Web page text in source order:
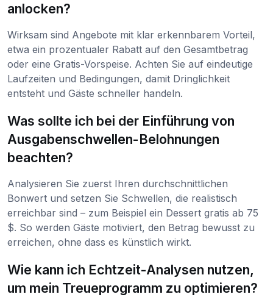
anlocken?
Wirksam sind Angebote mit klar erkennbarem Vorteil,
etwa ein prozentualer Rabatt auf den Gesamtbetrag
oder eine Gratis-Vorspeise. Achten Sie auf eindeutige
Laufzeiten und Bedingungen, damit Dringlichkeit
entsteht und Gäste schneller handeln.
Was sollte ich bei der Einführung von
Ausgabenschwellen-Belohnungen
beachten?
Analysieren Sie zuerst Ihren durchschnittlichen
Bonwert und setzen Sie Schwellen, die realistisch
erreichbar sind – zum Beispiel ein Dessert gratis ab 75
$. So werden Gäste motiviert, den Betrag bewusst zu
erreichen, ohne dass es künstlich wirkt.
Wie kann ich Echtzeit-Analysen nutzen,
um mein Treueprogramm zu optimieren?